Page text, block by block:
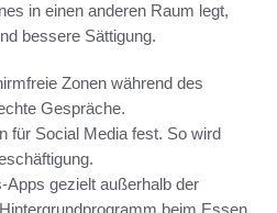
in einen anderen Raum legt,
bessere Sättigung.
Zonen während des
Gespräche.
für Social Media fest. So wird
Apps gezielt außerhalb der